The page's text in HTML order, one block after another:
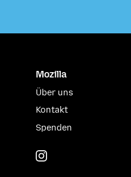
Mozilla
Über uns
Kontakt
Spenden